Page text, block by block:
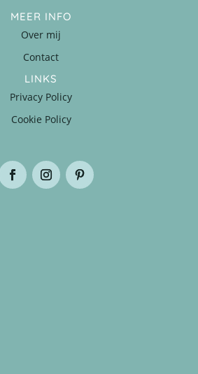
MEER INFO
Over mij
Contact
LINKS
Privacy Policy
Cookie Policy